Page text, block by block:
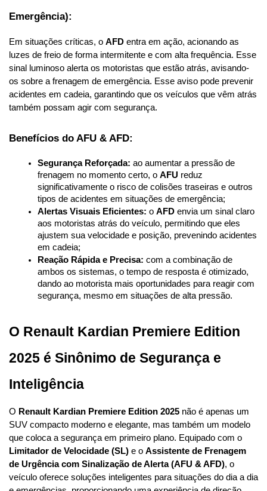
Emergência):
Em situações críticas, o AFD entra em ação, acionando as
luzes de freio de forma intermitente e com alta frequência. Esse
sinal luminoso alerta os motoristas que estão atrás, avisando-
os sobre a frenagem de emergência. Esse aviso pode prevenir
acidentes em cadeia, garantindo que os veículos que vêm atrás
também possam agir com segurança.
Benefícios do AFU & AFD:
Segurança Reforçada: ao aumentar a pressão de
frenagem no momento certo, o AFU reduz
significativamente o risco de colisões traseiras e outros
tipos de acidentes em situações de emergência;
Alertas Visuais Eficientes: o AFD envia um sinal claro
aos motoristas atrás do veículo, permitindo que eles
ajustem sua velocidade e posição, prevenindo acidentes
em cadeia;
Reação Rápida e Precisa: com a combinação de
ambos os sistemas, o tempo de resposta é otimizado,
dando ao motorista mais oportunidades para reagir com
segurança, mesmo em situações de alta pressão.
O Renault Kardian Premiere Edition
2025 é Sinônimo de Segurança e
Inteligência
O Renault Kardian Premiere Edition 2025 não é apenas um
SUV compacto moderno e elegante, mas também um modelo
Limitador de Velocidade (SL) e o Assistente de Frenagem
de Urgência com Sinalização de Alerta (AFU & AFD), o
veículo oferece soluções inteligentes para situações do dia a dia